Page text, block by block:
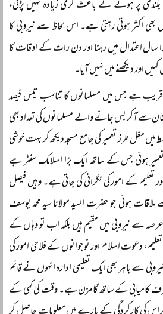
پر ہونے کے باعث گرمی زیادہ نہیں پڑتی،
اکثر ہوتی رہتی ہے۔ اس لحاظ سے نیروبی کا
سال اعتدال میں رہنا اور دن رات کے اوقات کا
اور دیکھنے میں نہیں آیا۔
قریب ہے جس میں مسلمانوں کا تناسب تیس فیصد
سے آکر بس جانے والے مسلمانوں کی تعداد بھی
مغل طرز تعمیر کی جامع مسجد دیکھ کر بہت خوشی
مسجد ۱۹۲۵ء میں تعمیر ہوئی جس کے ساتھ ایک بڑا اسلامک سنٹر ہے
تعلیم کے امور کی نگرانی کی جاتی ہے۔ وہیں فیصل
ہوئی جو حضرت السید مولانا سید محمد یوسف
سے نیروبی میں مقیم ہیں بلکہ اب تو وہاں کے
دعوت اسلام اور نوجوانوں کے فلاحی امور کی
سے باہر بھی ایک تعلیمی ادارہ انہوں نے قائم
کامیابی کے ساتھ گامزن ہے۔ وقت کی کمی کے